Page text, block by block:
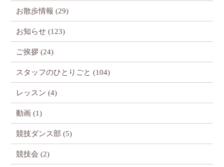
お散歩情報 (29)
お知らせ (123)
ご挨拶 (24)
スタッフのひとりごと (104)
レッスン (4)
動画 (1)
競技ダンス部 (5)
競技会 (2)